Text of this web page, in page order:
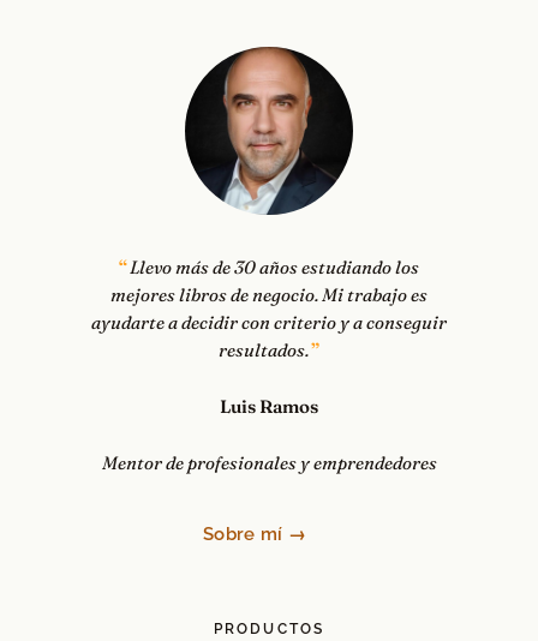
Llevo más de 30 años estudiando los
mejores libros de negocio. Mi trabajo es
ayudarte a decidir con criterio y a conseguir
resultados.
Luis Ramos
Mentor de profesionales y emprendedores
Sobre mí →
PRODUCTOS